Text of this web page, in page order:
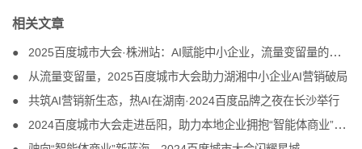
相关文章
2025百度城市大会·株洲站：AI赋能中小企业，流量变留量的破局之道
从流量变留量，2025百度城市大会助力湖湘中小企业AI营销破局
共筑AI营销新生态，热AI在湖南·2024百度品牌之夜在长沙举行
2024百度城市大会走进岳阳，助力本地企业拥抱“智能体商业”新未来